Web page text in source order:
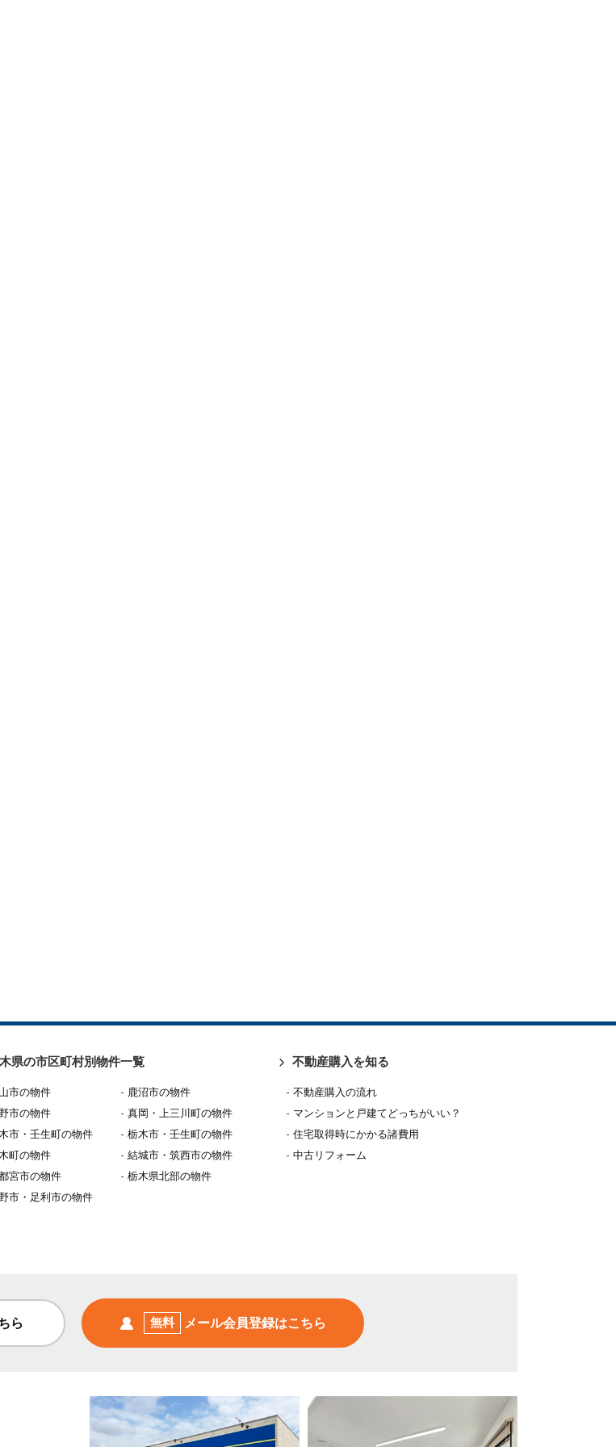
県の市区町村別物件一覧
市の物件
市の物件
市・壬生町の物件
町の物件
宮市の物件
市・足利市の物件
鹿沼市の物件
真岡・上三川町の物件
栃木市・壬生町の物件
結城市・筑西市の物件
栃木県北部の物件
不動産購入を知る
不動産購入の流れ
マンションと戸建てどっちがいい？
住宅取得時にかかる諸費用
中古リフォーム
ら 無料 メール会員登録はこちら